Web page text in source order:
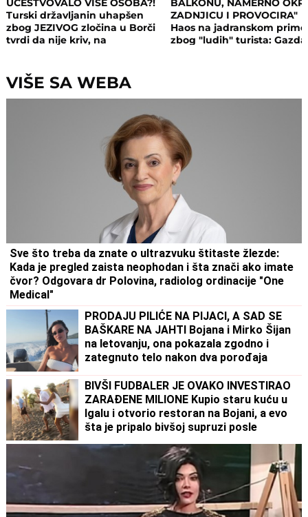
UČESTVOVALO VIŠE OSOBA?!
Turski državljanin uhapšen
zbog JEZIVOG zločina u Borči
tvrdi da nije kriv, na
odnosu bili
BALKONU, NAMERNO
ZADNJICU I PROVOCIRA"
Haos na jadranskom
zbog "ludih" turista:
VIŠE SA WEBA
Sve što treba da znate o ultrazvuku štitaste žlezde:
Kada je pregled zaista neophodan i šta znači ako imate
čvor? Odgovara dr Polovina, radiolog ordinacije "One
Medical"
PRODAJU PILIĆE NA PIJACI, A SAD SE
BAŠKARE NA JAHTI Bojana i Mirko Šijan
na letovanju, ona pokazala zgodno i
zategnuto telo nakon dva porođaja
BIVŠI FUDBALER JE OVAKO INVESTIRAO
ZARAĐENE MILIONE Kupio staru kuću u
Igalu i otvorio restoran na Bojani, a evo
šta je pripalo bivšoj supruzi posle